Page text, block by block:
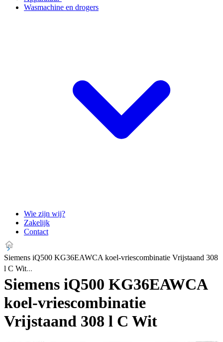
Wasmachine en drogers
Wie zijn wij?
Zakelijk
Contact
Siemens iQ500 KG36EAWCA koel-vriescombinatie Vrijstaand 308
l C Wit
Siemens iQ500 KG36EAWCA
koel-vriescombinatie
Vrijstaand 308 l C Wit